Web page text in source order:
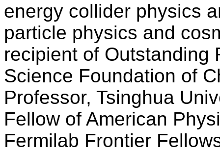
energy collider physics
particle physics and
recipient of Outstanding
Science Foundation of
Professor, Tsinghua
Fellow of American
Fermilab Frontier